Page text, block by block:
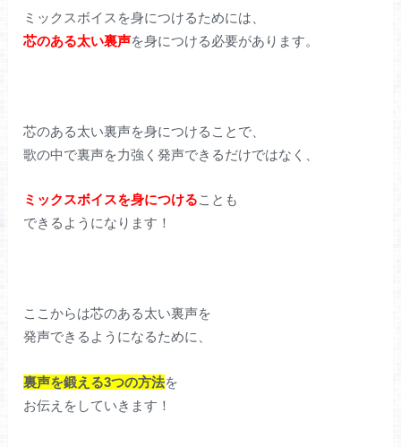
ミックスボイスを身につけるためには、
芯のある太い裏声を身につける必要があります。
芯のある太い裏声を身につけることで、
歌の中で裏声を力強く発声できるだけではなく、
ミックスボイスを身につけることも
できるようになります！
ここからは芯のある太い裏声を
発声できるようになるために、
裏声を鍛える3つの方法を
お伝えをしていきます！